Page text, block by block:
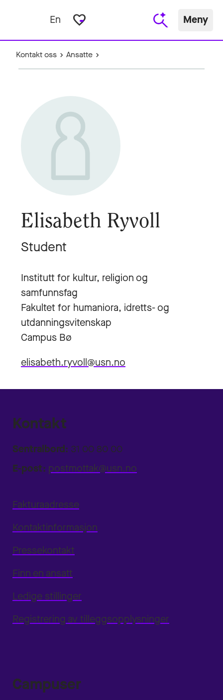
En favorite_border Meny
Kontakt oss Ansatte
Elisabeth Ryvoll
Student
Institutt for kultur, religion og
samfunnsfag
Fakultet for humaniora, idretts- og
utdanningsvitenskap
Campus Bø
elisabeth.ryvoll@usn.no
Kontakt
Sentralbord: 31 00 80 00
E-post: postmottak@usn.no
Fakturaadresse
Kontaktinformasjon
Pressekontakt
Finn en ansatt
Ledige stillinger
Registrering av tilleggsopplysninger
Campuser